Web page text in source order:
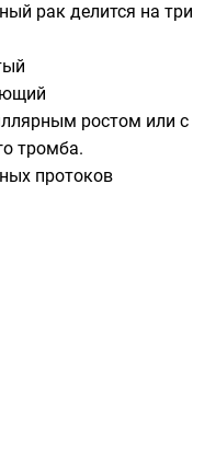
рак делится на три
ростом или с
тромба.
протоков